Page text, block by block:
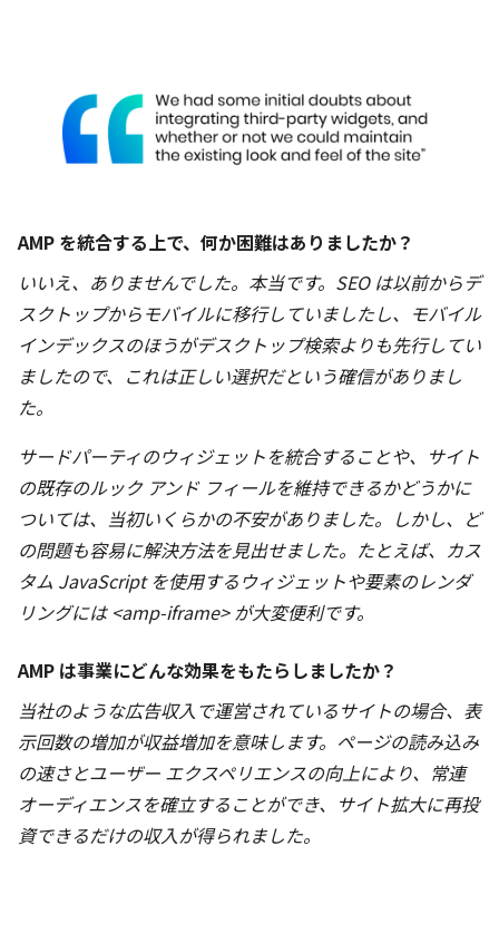
AMP を統合する上で、何か困難はありましたか？
いいえ、ありませんでした。本当です。SEO は以前からデ
スクトップからモバイルに移行していましたし、モバイル
インデックスのほうがデスクトップ検索よりも先行してい
ましたので、これは正しい選択だという確信がありまし
た。
サードパーティのウィジェットを統合することや、サイト
の既存のルック アンド フィールを維持できるかどうかに
ついては、当初いくらかの不安がありました。しかし、ど
の問題も容易に解決方法を見出せました。たとえば、カス
タム JavaScript を使用するウィジェットや要素のレンダ
リングには <amp-iframe> が大変便利です。
AMP は事業にどんな効果をもたらしましたか？
当社のような広告収入で運営されているサイトの場合、表
示回数の増加が収益増加を意味します。ページの読み込み
の速さとユーザー エクスペリエンスの向上により、常連
オーディエンスを確立することができ、サイト拡大に再投
資できるだけの収入が得られました。